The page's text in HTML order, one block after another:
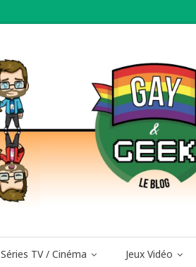
Séries TV / Cinéma Jeux Vidéo